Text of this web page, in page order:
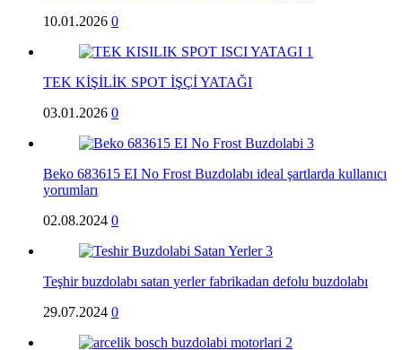
10.01.2026 0
TEK KİŞİLİK SPOT İŞÇİ YATAĞI
03.01.2026 0
Beko 683615 EI No Frost Buzdolabı ideal şartlarda kullanıcı
yorumları
02.08.2024 0
Teşhir buzdolabı satan yerler fabrikadan defolu buzdolabı
29.07.2024 0